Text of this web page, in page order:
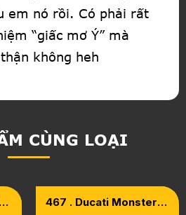
em nó rồi. Có phải rất
“giấc mơ Ý” mà
không heh
CÙNG LOẠI
467 . Ducati Monster